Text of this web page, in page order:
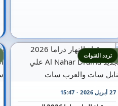
9
27 أبريل 2026 · 15:47
تردد القنوات